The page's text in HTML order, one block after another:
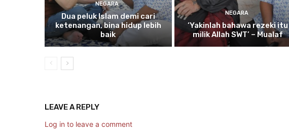
NEGARA
Duapeluk Islam demi cari
ketenangan, bina hidup lebih
baik
NEGARA
‘Yakinlah bahawa rezeki itu
milik Allah SWT’ – Mualaf
LEAVE A REPLY
Log in to leave a comment